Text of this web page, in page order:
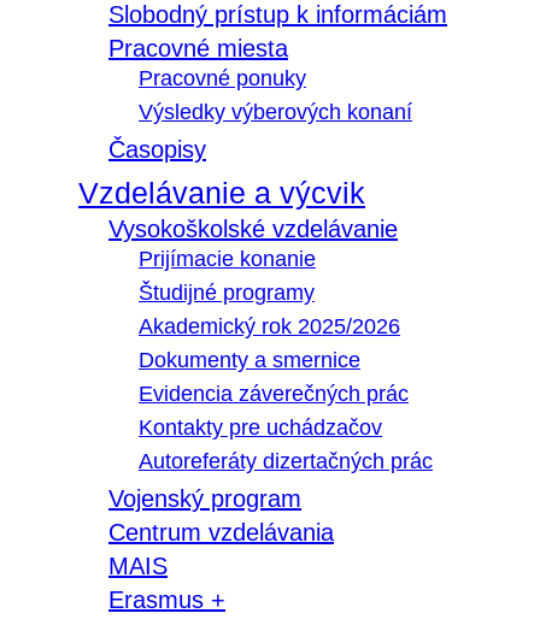
Slobodný prístup k informáciám
Pracovné miesta
Pracovné ponuky
Výsledky výberových konaní
Časopisy
Vzdelávanie a výcvik
Vysokoškolské vzdelávanie
Prijímacie konanie
Študijné programy
Akademický rok 2025/2026
Dokumenty a smernice
Evidencia záverečných prác
Kontakty pre uchádzačov
Autoreferáty dizertačných prác
Vojenský program
Centrum vzdelávania
MAIS
Erasmus +